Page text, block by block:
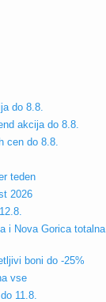
do 8.8.
akcija do 8.8.
cen do 8.8.
teden
2026
i Nova Gorica totalna
boni do -25%
vse
11.8.